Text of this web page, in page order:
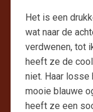
Het is een
wat naar de
verdwenen, tot
heeft ze de
niet. Haar losse
mooie blauwe
heeft ze een